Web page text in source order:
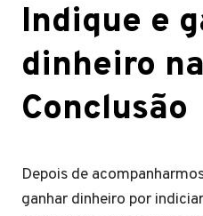
Indique e
dinheiro
Conclusão
Depois de
ganhar dinheiro por